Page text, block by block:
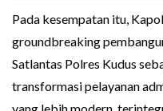
Pada kesempatan itu,
groundbreaking
Satlantas Polres Kudus
transformasi pelayanan